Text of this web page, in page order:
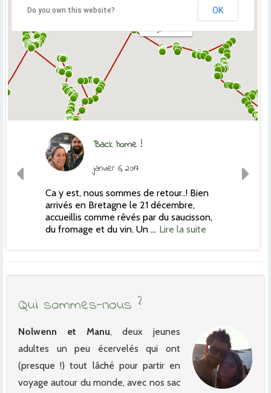
Do you own this website? OK
Back home !
janvier 6, 2017
Ca y est, nous sommes de retour..! Bien
arrivés en Bretagne le 21 décembre,
accueillis comme rêvés par du saucisson,
du fromage et du vin. Un … Lire la suite
Qui sommes-nous ?
Nolwenn et Manu, deux jeunes
adultes un peu écervelés qui ont
(presque !) tout lâché pour partir en
voyage autour du monde, avec nos sac